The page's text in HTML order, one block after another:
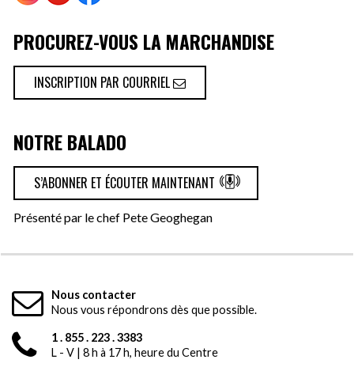
PROCUREZ-VOUS LA MARCHANDISE
INSCRIPTION PAR COURRIEL
NOTRE BALADO
S’ABONNER ET ÉCOUTER MAINTENANT
Présenté par le chef Pete Geoghegan
Nous contacter
Nous vous répondrons dès que possible.
1 . 855 . 223 . 3383
L - V | 8 h à 17 h, heure du Centre